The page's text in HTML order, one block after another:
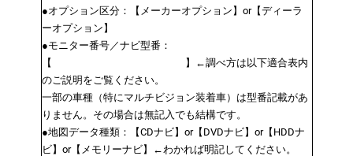
●オプション区分：【メーカーオプション】or【ディーラ
ーオプション】
●モニター番号／ナビ型番：
【 】←調べ方は以下適合表内
のご説明をご覧ください。
一部の車種（特にマルチビジョン装着車）は型番記載があ
りません。その場合は無記入でも結構です。
●地図データ種類：【CDナビ】or【DVDナビ】or【HDDナ
ビ】or【メモリーナビ】←わかれば明記してください。